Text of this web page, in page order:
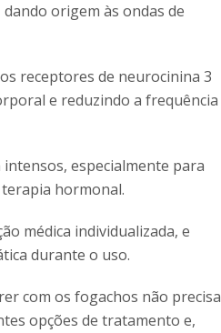
origem às ondas de
receptores de neurocinina 3
e reduzindo a frequência
especialmente para
hormonal.
médica individualizada, e
durante o uso.
com os fogachos não precisa
opções de tratamento e,